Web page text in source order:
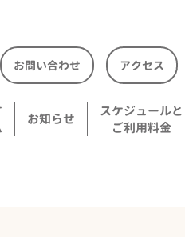
お知らせ
スケジュールと
ご利用料金
お問い合わせ アクセス